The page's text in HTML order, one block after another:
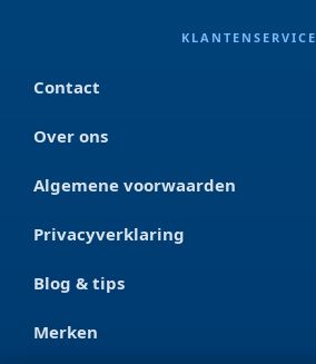
KLANTENSERVICE
Contact
Over ons
Algemene voorwaarden
Privacyverklaring
Blog & tips
Merken